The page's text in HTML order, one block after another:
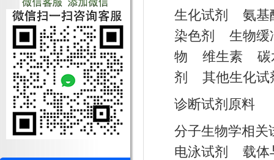
生化试剂
氨基
染色剂
生物缓
物
维生素
碳
剂
其他生化试
诊断试剂原料
分子生物学相关
电泳试剂
载体